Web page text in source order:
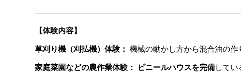
【体験内容】
草刈り機（刈払機）体験： 機械の動かし方から混合油の作
家庭菜園などの農作業体験： ビニールハウスを完備してい